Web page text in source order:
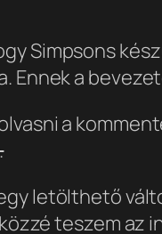
Simpsons
Ennek a
a
letölthető
teszem az